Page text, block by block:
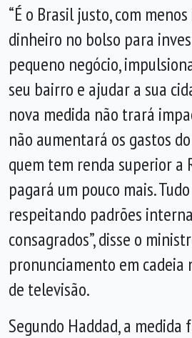
“É o Brasil justo, com
dinheiro no bolso para
pequeno negócio,
seu bairro e ajudar a sua
nova medida não trará
não aumentará os gastos
quem tem renda superior a
pagará um pouco mais.
respeitando padrões
consagrados”, disse o
pronunciamento em cadeia
de televisão.
Segundo Haddad, a medida